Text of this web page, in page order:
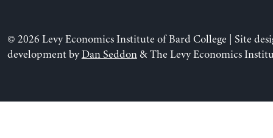
© 2026 Levy Economics Institute of Bard College | Site
development byDan Seddon& The Levy Economics